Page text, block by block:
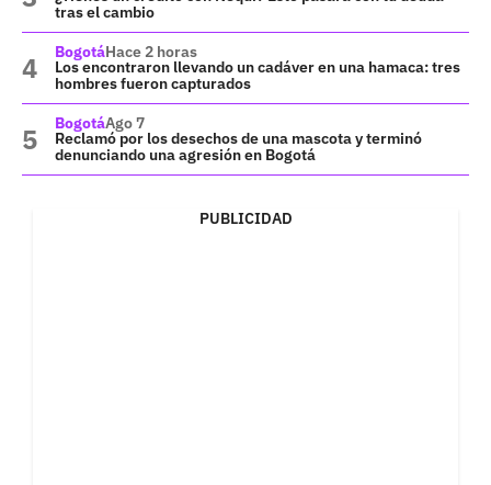
tras el cambio
BogotáHace 2 horas
Los encontraron llevando un cadáver en una hamaca: tres
hombres fueron capturados
BogotáAgo 7
Reclamó por los desechos de una mascota y terminó
denunciando una agresión en Bogotá
PUBLICIDAD